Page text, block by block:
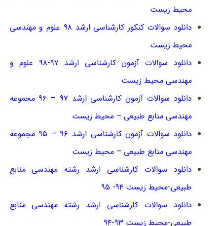
محیط زیست
دانلود سوالات کنکور کارشناسی ارشد ۹۸ علوم و مهندسی
محیط زیست
دانلود سوالات آزمون کارشناسی ارشد ۹۷-۹۸ علوم و
مهندسی محیط زیست
دانلود سوالات آزمون کارشناسی ارشد ۹۷ – ۹۶ مجموعه
مهندسی منابع طبیعی – محیط زیست
دانلود سوالات آزمون کارشناسی ارشد ۹۶ – ۹۵ مجموعه
مهندسی منابع طبیعی – محیط زیست
دانلود سوالات کارشناسی ارشد رشته مهندسی منابع
طبیعی-محیط زیست ۹۴- ۹۵
دانلود سوالات کارشناسی ارشد رشته مهندسی منابع
طبیعی-محیط زیست ۹۳-۹۴